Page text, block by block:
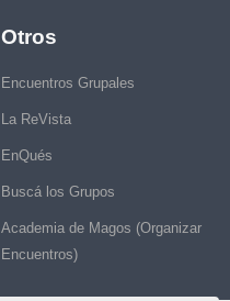
Otros
Encuentros Grupales
La ReVista
EnQués
Buscá los Grupos
Academia de Magos (Organizar
Encuentros)